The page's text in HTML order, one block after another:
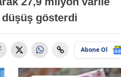
düşüş gösterdi
Abone Ol